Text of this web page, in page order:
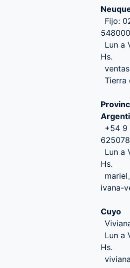
Fijo:
Lun a
Hs.
Tierra
+54 9
Lun a
Hs.
ivana-
Cuyo
Lun a
Hs.